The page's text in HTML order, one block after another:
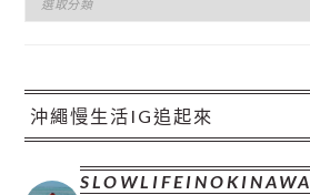
沖繩慢生活IG追起來
SLOWLIFEINOKINAWA